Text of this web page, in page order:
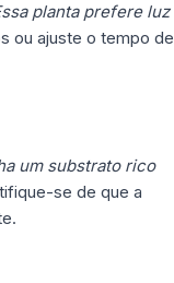
planta prefere luz
ou ajuste o tempo de
um substrato rico
se de que a